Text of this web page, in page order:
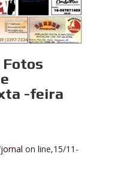
Fotos
-feira
on line,15/11-